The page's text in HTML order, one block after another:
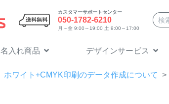
カスタマーサポートセンター
050-1782-6210
月～金 9:00～19:00 土 9:00～17:00
サイ
名入れ商品 デザインサービス
ホワイト+CMYK印刷のデータ作成について